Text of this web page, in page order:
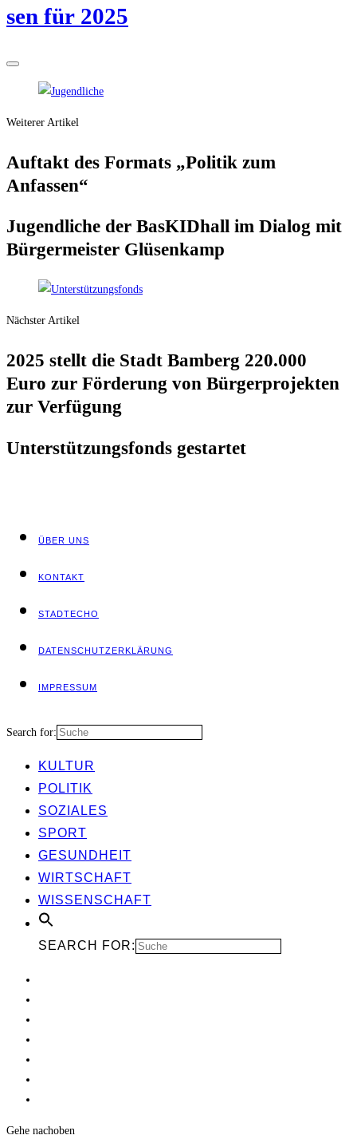
sen für 2025
Weiterer Artikel
Auf­takt des For­mats „Poli­tik zum
Anfassen“
Jugend­li­che der Bas­KID­hall im Dia­log mit
Bür­ger­meis­ter Glüsenkamp
Nächster Artikel
2025 stellt die Stadt Bam­berg 220.000
Euro zur För­de­rung von Bür­ger­pro­jek­ten
zur Verfügung
Unter­stüt­zungs­fonds gestartet
ÜBER UNS
KON­TAKT
STADT­ECHO
DATEN­SCHUTZ­ER­KLÄ­RUNG
IMPRES­SUM
Search for:
KUL­TUR
POLI­TIK
SOZIA­LES
SPORT
GESUND­HEIT
WIRT­SCHAFT
WIS­SEN­SCHAFT
SEARCH FOR:
Gehe nachoben